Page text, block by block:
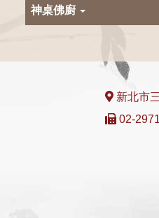
神桌佛廚
新北市
02-